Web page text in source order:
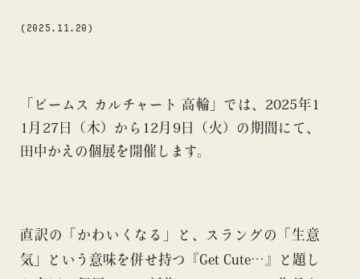
(2025.11.20)
「ビームス カルチャート 高輪」では、2025年1
1月27日（木）から12月9日（火）の期間にて、
田中かえの個展を開催します。
直訳の「かわいくなる」と、スラングの「生意
気」という意味を併せ持つ『Get Cute…』と題し